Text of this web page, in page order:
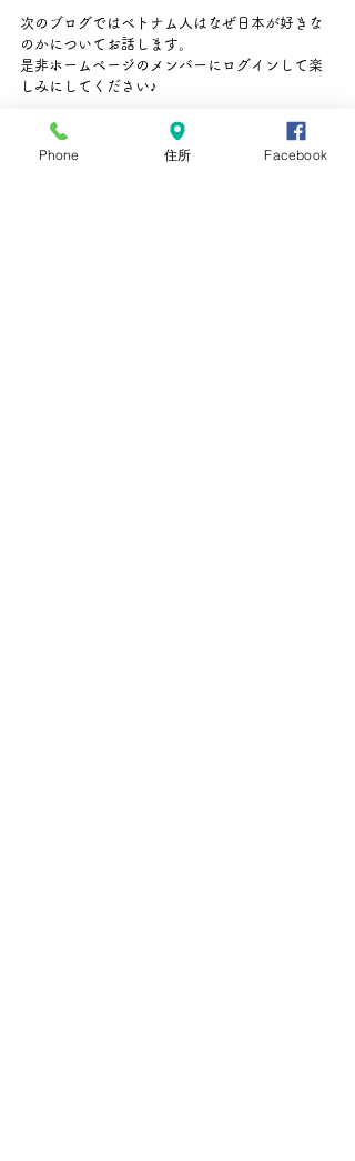
次のブログではベトナム人はなぜ日本が好きな
のかについてお話します。
是非ホームページのメンバーにログインして楽
しみにしてください♪
Bài viết tới tôi sẽ
viết cụ thể hơn về lí
Phone 住所 Facebook